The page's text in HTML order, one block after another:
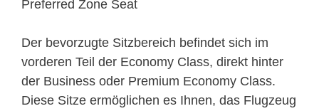
Preferred Zone Seat
Der bevorzugte Sitzbereich befindet sich im
vorderen Teil der Economy Class, direkt hinter
der Business oder Premium Economy Class.
Diese Sitze ermöglichen es Ihnen, das Flugzeug